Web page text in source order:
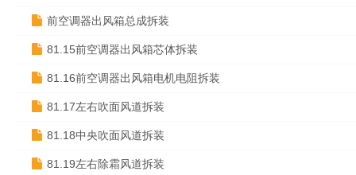
前空调器出风箱总成拆装
81.15前空调器出风箱芯体拆装
81.16前空调器出风箱电机电阻拆装
81.17左右吹面风道拆装
81.18中央吹面风道拆装
81.19左右除霜风道拆装